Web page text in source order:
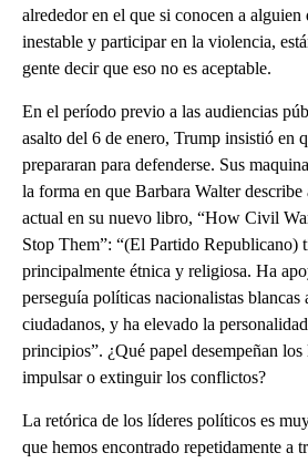
alrededor en el que si conocen a alguien
inestable y participar en la violencia,
gente decir que eso no es aceptable.
En el período previo a las audiencias
asalto del 6 de enero, Trump insistió en
prepararan para defenderse. Sus
la forma en que Barbara Walter
actual en su nuevo libro, “How Civil
Stop Them”: “(El Partido Republicano)
principalmente étnica y religiosa. Ha
perseguía políticas nacionalistas blancas
ciudadanos, y ha elevado la
principios”. ¿Qué papel desempeñan
impulsar o extinguir los conflictos?
La retórica de los líderes políticos es
que hemos encontrado repetidamente a